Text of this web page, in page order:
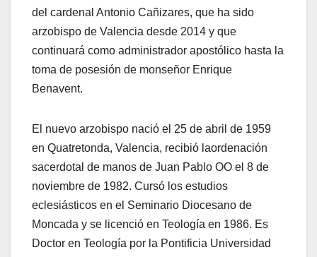
del cardenal Antonio Cañizares, que ha sido
arzobispo de Valencia desde 2014 y que
continuará como administrador apostólico hasta la
toma de posesión de monseñor Enrique
Benavent.
El nuevo arzobispo nació el 25 de abril de 1959
en Quatretonda, Valencia, recibió laordenación
sacerdotal de manos de Juan Pablo OO el 8 de
noviembre de 1982. Cursó los estudios
eclesiásticos en el Seminario Diocesano de
Moncada y se licenció en Teología en 1986. Es
Doctor en Teología por la Pontificia Universidad